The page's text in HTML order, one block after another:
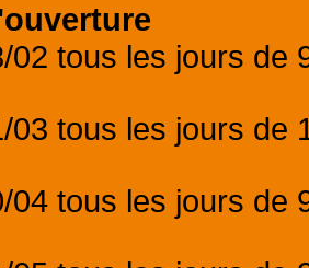
02 tous les jours de
03 tous les jours de
04 tous les jours de